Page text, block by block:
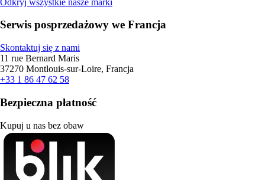
Serwis posprzedażowy we Francja
Skontaktuj się z nami
11 rue Bernard Maris
37270 Montlouis-sur-Loire, Francja
+33 1 86 47 62 58
Bezpieczna płatność
Kupuj u nas bez obaw